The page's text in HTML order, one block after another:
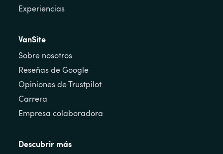
Experiencias
VanSite
Sobre nosotros
Reseñas de Google
Opiniones de Trustpilot
Carrera
Empresa colaboradora
Descubrir más